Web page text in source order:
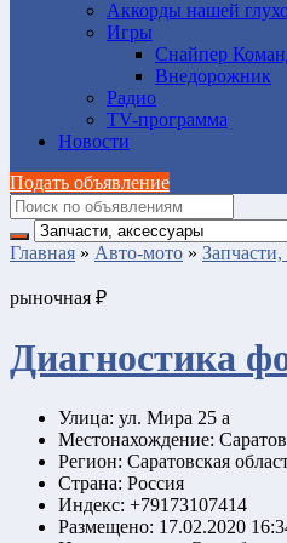
Аккорды нашей
Игры
Снайпер
Внедорожник
Радио
TV-программа
Новости
Подать объявление
Главная » Авто-мото » Запчасти,
рыночная ₽
Диагностика
Улица: ул. Мира 25 а
Местонахождение: Саратов
Регион: Саратовская
Страна: Россия
Индекс: +79173107414
Размещено: 17.02.2020